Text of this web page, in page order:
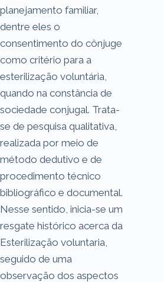
planejamento familiar,
dentre eles o
consentimento do cônjuge
como critério para a
esterilização voluntária,
quando na constância de
sociedade conjugal. Trata-
se de pesquisa qualitativa,
realizada por meio de
método dedutivo e de
procedimento técnico
bibliográfico e documental.
Nesse sentido, inicia-se um
resgate histórico acerca da
Esterilização voluntaria,
seguido de uma
observação dos aspectos